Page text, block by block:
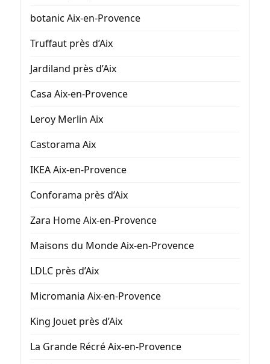
botanic Aix-en-Provence
Truffaut près d’Aix
Jardiland près d’Aix
Casa Aix-en-Provence
Leroy Merlin Aix
Castorama Aix
IKEA Aix-en-Provence
Conforama près d’Aix
Zara Home Aix-en-Provence
Maisons du Monde Aix-en-Provence
LDLC près d’Aix
Micromania Aix-en-Provence
King Jouet près d’Aix
La Grande Récré Aix-en-Provence